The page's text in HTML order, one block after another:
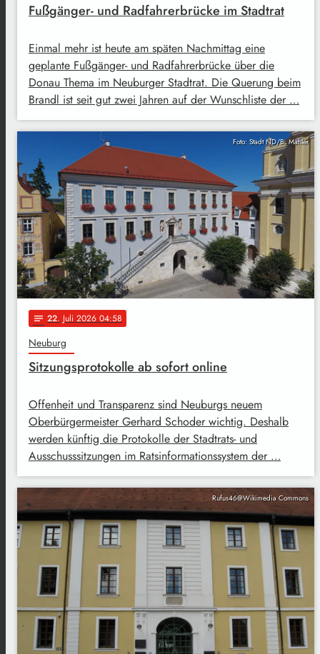
Fußgänger- und Radfahrerbrücke im Stadtrat
Einmal mehr ist heute am späten Nachmittag eine
geplante Fußgänger- und Radfahrerbrücke über die
Donau Thema im Neuburger Stadtrat. Die Querung beim
Brandl ist seit gut zwei Jahren auf der Wunschliste der …
Foto: Stadt ND/B. Mahler
notes 22. Juli 2026 04:58
Neuburg
Sitzungsprotokolle ab sofort online
Offenheit und Transparenz sind Neuburgs neuem
Oberbürgermeister Gerhard Schoder wichtig. Deshalb
werden künftig die Protokolle der Stadtrats- und
Ausschusssitzungen im Ratsinformationssystem der …
Rufus46@Wikimedia Commons